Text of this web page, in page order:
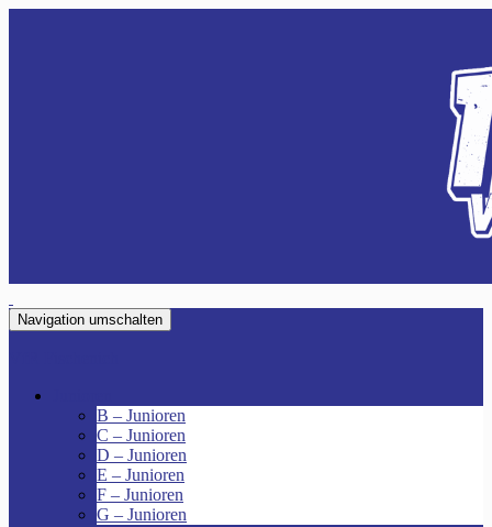
Navigation umschalten
B – Junioren
C – Junioren
D – Junioren
E – Junioren
F – Junioren
G – Junioren